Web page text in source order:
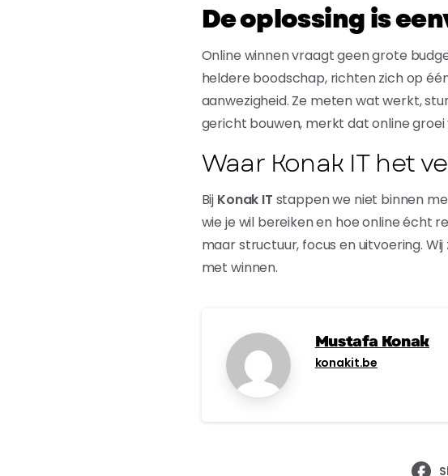
De oplossing is
Online winnen vraagt geen grote
heldere boodschap, richten zich op
aanwezigheid. Ze meten wat werkt,
gericht bouwen, merkt dat online
Waar Konak IT het
Bij Konak IT stappen we niet binnen
wie je wil bereiken en hoe online écht
maar structuur, focus en uitvoering.
met winnen.
Mustafa Konak
konakit.be